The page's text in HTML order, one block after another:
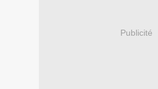
Publicité